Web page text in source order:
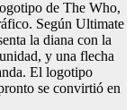
de The Who,
Según Ultimate
la diana con la
y una flecha
El logotipo
se convirtió en